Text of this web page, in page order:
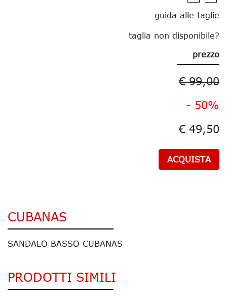
guida alle taglie
taglia non disponibile?
prezzo
€ 99,00
- 50%
€ 49,50
ACQUISTA
CUBANAS
SANDALO BASSO CUBANAS
PRODOTTI SIMILI